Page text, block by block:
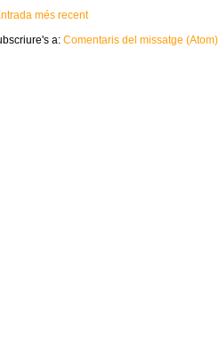
més recent
a: Comentaris del missatge (Atom)